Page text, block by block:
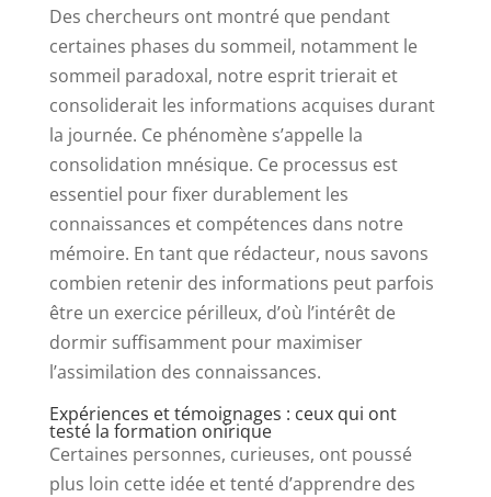
Des chercheurs ont montré que pendant
certaines phases du sommeil, notamment le
sommeil paradoxal, notre esprit trierait et
consoliderait les informations acquises durant
la journée. Ce phénomène s’appelle la
consolidation mnésique. Ce processus est
essentiel pour fixer durablement les
connaissances et compétences dans notre
mémoire. En tant que rédacteur, nous savons
combien retenir des informations peut parfois
être un exercice périlleux, d’où l’intérêt de
dormir suffisamment pour maximiser
l’assimilation des connaissances.
Expériences et témoignages : ceux qui ont
testé la formation onirique
Certaines personnes, curieuses, ont poussé
plus loin cette idée et tenté d’apprendre des